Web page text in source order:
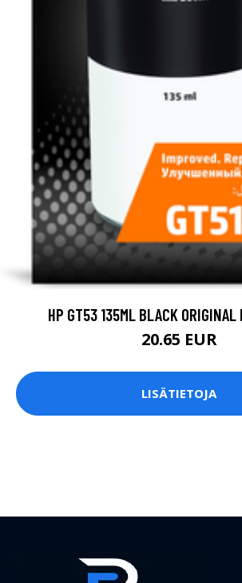
HP GT53 135ML BLACK
20.65 EUR
LISÄTIETOJA